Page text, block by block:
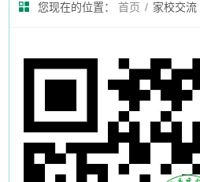
您现在的位置： 首页 / 家校交流